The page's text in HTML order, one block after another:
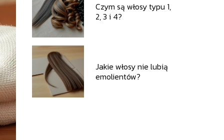
Czym są włosy typu 1,
2, 3 i 4?
Jakie włosy nie lubią
emolientów?